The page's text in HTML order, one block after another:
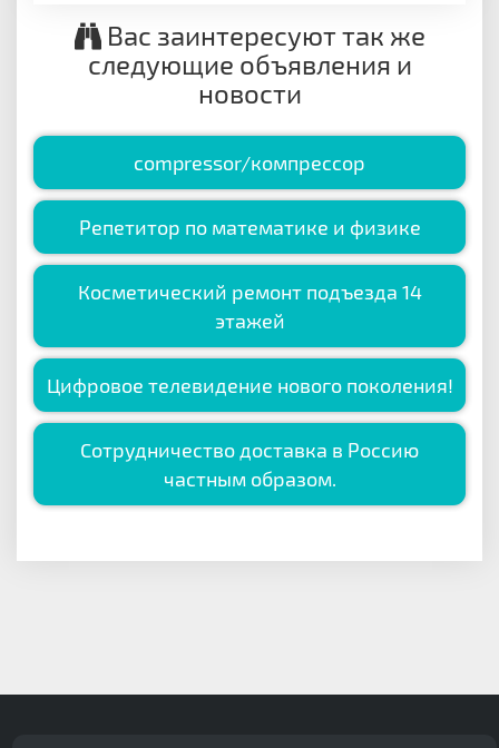
Вас заинтересуют так же
следующие объявления и
новости
compressor/компрессор
Репетитор по математике и физике
Косметический ремонт подъезда 14
этажей
Цифровое телевидение нового поколения!
Сотрудничество доставка в Россию
частным образом.